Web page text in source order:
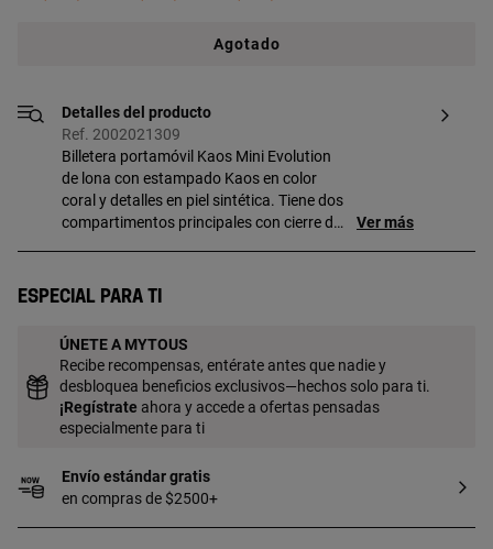
Agotado
Detalles del producto
Ref. 2002021309
Billetera portamóvil Kaos Mini Evolution
de lona con estampado Kaos en color
coral y detalles en piel sintética. Tiene dos
compartimentos principales con cierre de
ocho ranuras para tarjetas, un espacio
bandolera ajustable. Medidas (alto x
ancho x fondo): 10 x 19,5 x 4 cm.
Ver más
Especial para ti
ÚNETE A MYTOUS
Recibe recompensas, entérate antes que nadie y
desbloquea beneficios exclusivos—hechos solo para ti.
¡Regístrate ahora y accede a ofertas pensadas
especialmente para ti
Envío estándar gratis
en compras de $2500+